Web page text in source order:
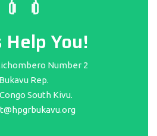
You!
Number 2
Bukavu Rep.
South Kivu.